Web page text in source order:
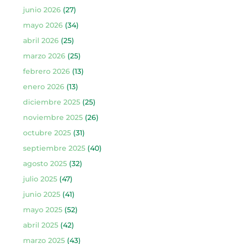
junio 2026(27)
mayo 2026(34)
abril 2026(25)
marzo 2026(25)
febrero 2026(13)
enero 2026(13)
diciembre 2025(25)
noviembre 2025(26)
octubre 2025(31)
septiembre 2025(40)
agosto 2025(32)
julio 2025(47)
junio 2025(41)
mayo 2025(52)
abril 2025(42)
marzo 2025(43)